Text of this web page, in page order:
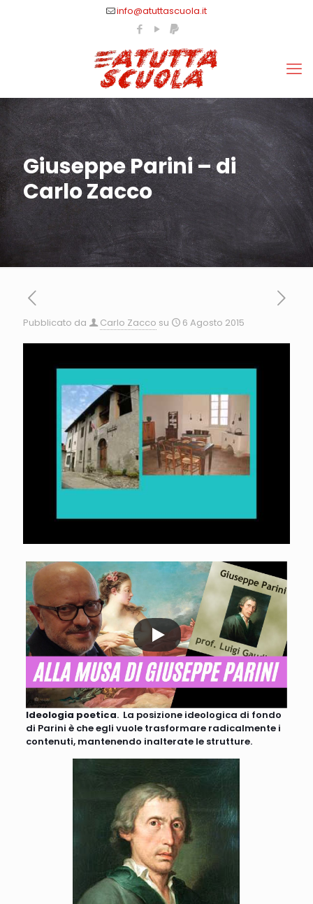
info@atuttascuola.it
Giuseppe Parini – di
Carlo Zacco
Pubblicato da Carlo Zacco su 6 Agosto 2015
Ideologia poetica. La posizione ideologica di fondo
di Parini è che egli vuole trasformare radicalmente i
contenuti, mantenendo inalterate le strutture.